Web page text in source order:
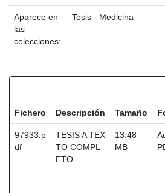
Aparece en
las
colecciones:
Tesis - Medicina
Fichero Descripción Tamaño
97933.p
df
TESIS A TEX
TO COMPL
ETO
13.48
MB